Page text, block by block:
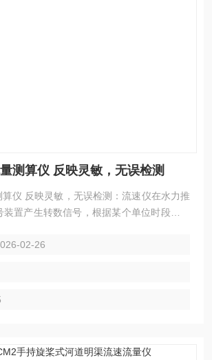
测算仪 反映灵敏，无误检测
仪在水力推
置产生转数信号，根据某个单位时段内流
平均流速，K为旋桨水力螺距，T为测流历
02-26